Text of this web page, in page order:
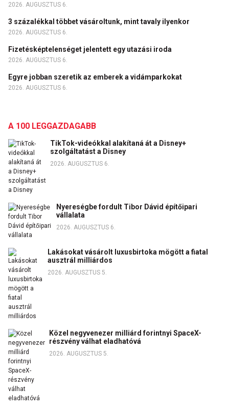
2026. AUGUSZTUS 6.
3 százalékkal többet vásároltunk, mint tavaly ilyenkor
2026. AUGUSZTUS 6.
Fizetésképtelenséget jelentett egy utazási iroda
2026. AUGUSZTUS 6.
Egyre jobban szeretik az emberek a vidámparkokat
2026. AUGUSZTUS 6.
A 100 LEGGAZDAGABB
TikTok-videókkal alakítaná át a Disney+
szolgáltatást a Disney
2026. AUGUSZTUS 6.
Nyereségbe fordult Tibor Dávid építőipari
vállalata
2026. AUGUSZTUS 6.
Lakásokat vásárolt luxusbirtoka mögött a fiatal
ausztrál milliárdos
2026. AUGUSZTUS 5.
Közel negyvenezer milliárd forintnyi SpaceX-
részvény válhat eladhatóvá
2026. AUGUSZTUS 5.